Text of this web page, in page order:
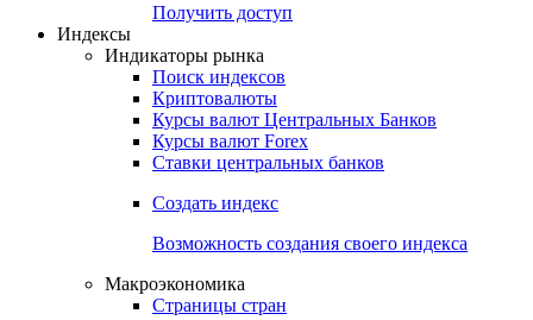
Получить доступ
Индексы
Индикаторы рынка
Поиск индексов
Криптовалюты
Курсы валют Центральных Банков
Курсы валют Forex
Ставки центральных банков
Создать индекс
Возможность создания своего индекса
Макроэкономика
Страницы стран